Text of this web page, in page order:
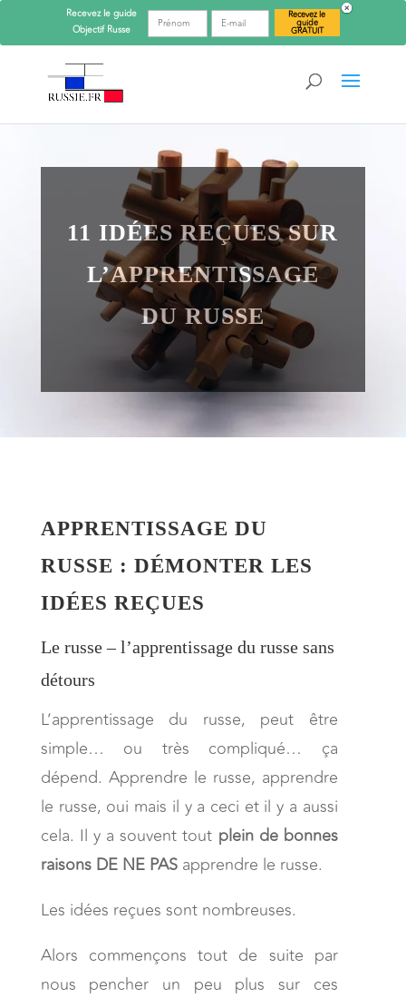
11 IDÉES REÇUES SUR
L’APPRENTISSAGE
DU RUSSE
APPRENTISSAGE DU
RUSSE : DÉMONTER LES
IDÉES REÇUES
Le russe – l’apprentissage du russe sans
détours
L’apprentissage du russe, peut être
simple… ou très compliqué… ça
dépend. Apprendre le russe, apprendre
le russe, oui mais il y a ceci et il y a aussi
cela. Il y a souvent tout plein de bonnes
raisons DE NE PASapprendre le russe.
Les idées reçues sont nombreuses.
Alors commençons tout de suite par
nous pencher un peu plus sur ces
Recevez le guide
ObjectifRusse
Recevez le
guide
GRATUIT